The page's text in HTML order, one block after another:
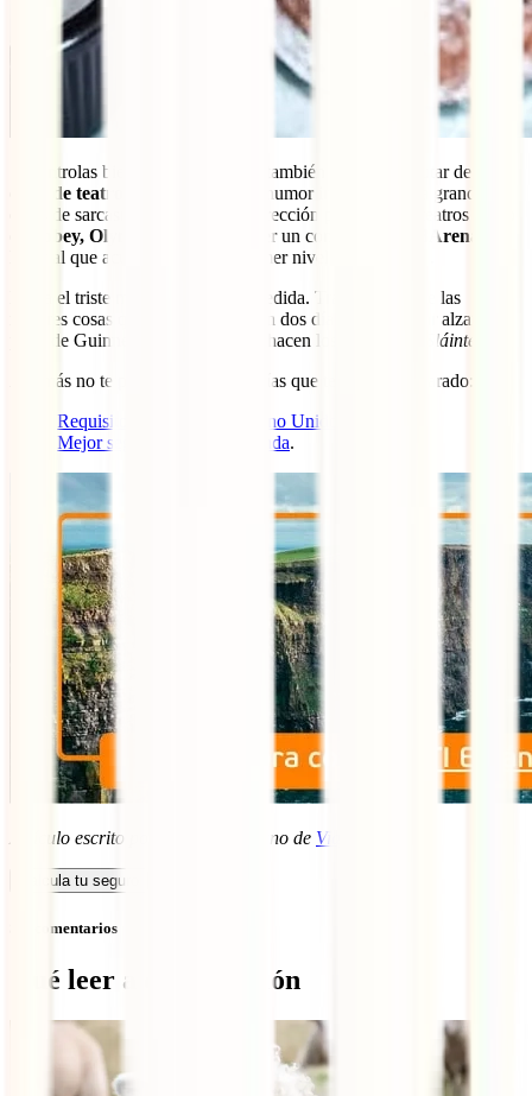
Si controlas bien el idioma inglés, también puedes disfrutar de una
obra de teatro o monólogos
– el humor irlandés destila grandes
dosis de sarcasmo, ingenio e incorrección política – en teatros como
Abbey, Olympia o Gaiety , o ver un concierto en el 3Arena
lugar al que acuden artistas de primer nivel internacional.
Llega el triste momento de la despedida. Tras disfrutar de las
mejores cosas que ver en Dublín en dos días, sólo quedar alzar la
pinta de Guinness y brindar como hacen los irlandeses:
Sláinte!
Además no te pierdas estas dos guías que te hemos preparado:
Requisitos para viajar al Reino Unido
Mejor seguro de viaje a Irlanda.
Artículo escrito por David Escribano de Viajablog
Calcula tu seguro
Sin comentarios
Qué leer a continuación